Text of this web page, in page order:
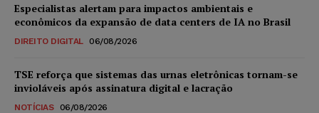
Especialistas alertam para impactos ambientais e
econômicos da expansão de data centers de IA no Brasil
DIREITO DIGITAL 06/08/2026
TSE reforça que sistemas das urnas eletrônicas tornam-se
invioláveis após assinatura digital e lacração
NOTÍCIAS 06/08/2026